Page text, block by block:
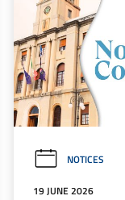
NOTICES
19 JUNE 2026